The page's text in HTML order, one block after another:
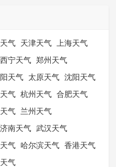
气 天津天气 上海天气
西宁天气 郑州天气
天气 太原天气 沈阳天气
气 杭州天气 合肥天气
气 兰州天气
济南天气 武汉天气
气 哈尔滨天气 香港天气
气